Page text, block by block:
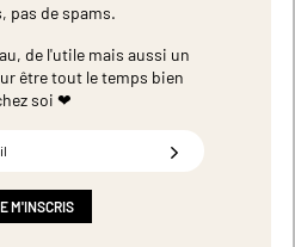
pas de spams.
de l'utile mais aussi un
être tout le temps bien
soi ❤
M'INSCRIS